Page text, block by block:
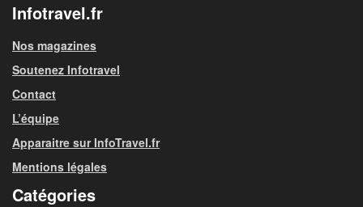
Infotravel.fr
Nos magazines
Soutenez Infotravel
Contact
L’équipe
Apparaitre sur InfoTravel.fr
Mentions légales
Catégories